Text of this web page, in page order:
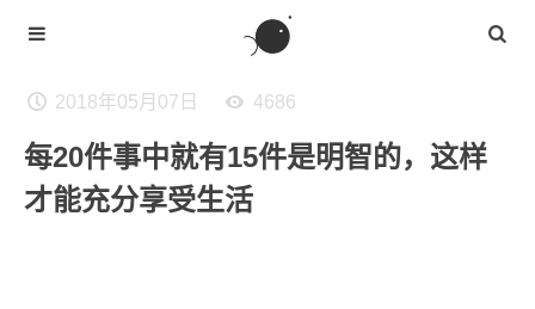
2018年05月07日 4686
每20件事中就有15件是明智的，这样
才能充分享受生活